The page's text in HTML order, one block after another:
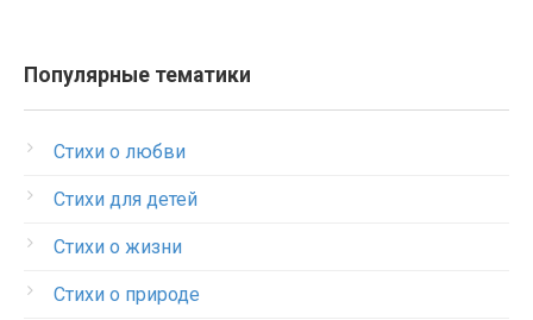
Популярные тематики
Стихи о любви
Стихи для детей
Стихи о жизни
Стихи о природе